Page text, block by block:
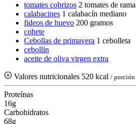
tomates cobrizos 2 tomates de rama
calabacines 1 calabacín mediano
fideos de huevo 200 gramos
cohete
Cebollas de primavera 1 cebolleta
cebollín
aceite de oliva virgen extra
Valores nutricionales 520 kcal / porción
Proteínas
16g
Carbohidratos
68g